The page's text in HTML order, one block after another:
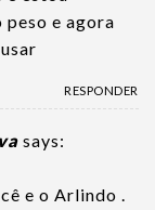
e agora
RESPONDER
says:
e o Arlindo .